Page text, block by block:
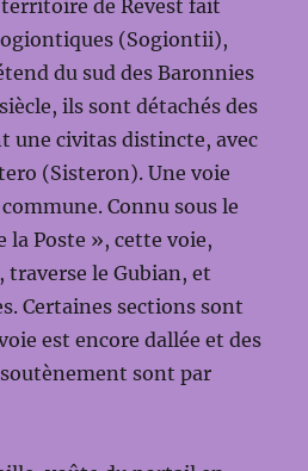
de Revest fait
(Sogiontii),
du sud des Baronnies
ils sont détachés des
une civitas distincte, avec
(Sisteron). Une voie
Connu sous le
la Poste », cette voie,
traverse le Gubian, et
Certaines sections sont
est encore dallée et des
sont par